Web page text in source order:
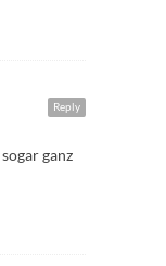
Reply
ganz